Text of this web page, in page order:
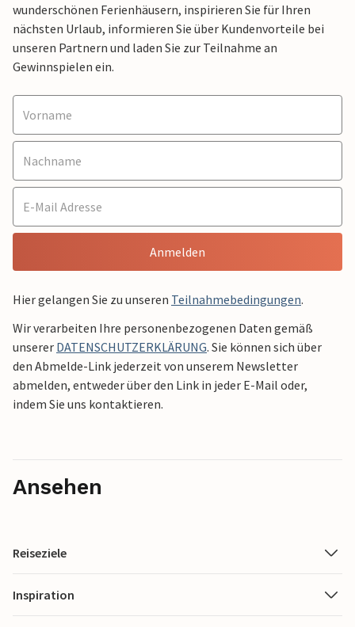
wunderschönen Ferienhäusern, inspirieren Sie für Ihren
nächsten Urlaub, informieren Sie über Kundenvorteile bei
unseren Partnern und laden Sie zur Teilnahme an
Gewinnspielen ein.
Anmelden
Hier gelangen Sie zu unseren Teilnahmebedingungen.
Wir verarbeiten Ihre personenbezogenen Daten gemäß
unserer DATENSCHUTZERKLÄRUNG. Sie können sich über
den Abmelde-Link jederzeit von unserem Newsletter
abmelden, entweder über den Link in jeder E-Mail oder,
indem Sie uns kontaktieren.
Ansehen
Reiseziele
Inspiration